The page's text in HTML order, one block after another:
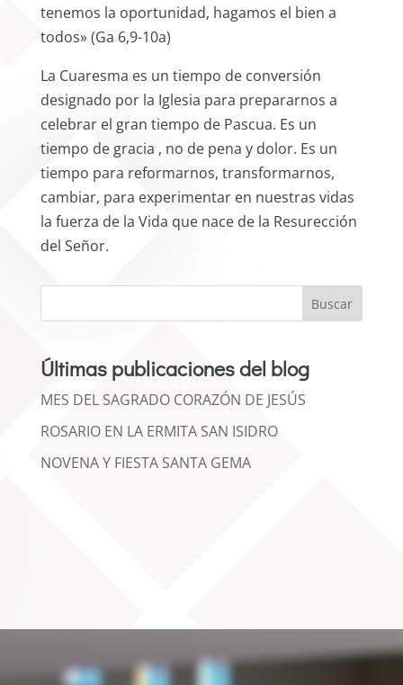
tenemos la oportunidad, hagamos el bien a
todos» (Ga 6,9-10a)
La Cuaresma es un tiempo de conversión
designado por la Iglesia para prepararnos a
celebrar el gran tiempo de Pascua. Es un
tiempo de gracia , no de pena y dolor. Es un
tiempo para reformarnos, transformarnos,
cambiar, para experimentar en nuestras vidas
la fuerza de la Vida que nace de la Resurección
del Señor.
Buscar
Últimas publicaciones del blog
MES DEL SAGRADO CORAZÓN DE JESÚS
ROSARIO EN LA ERMITA SAN ISIDRO
NOVENA Y FIESTA SANTA GEMA